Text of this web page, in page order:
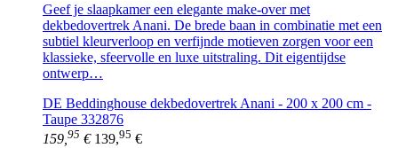
Geef je slaapkamer een elegante make-over met
dekbedovertrek Anani. De brede baan in combinatie met een
subtiel kleurverloop en verfijnde motieven zorgen voor een
klassieke, sfeervolle en luxe uitstraling. Dit eigentijdse
ontwerp…
DE Beddinghouse dekbedovertrek Anani - 200 x 200 cm -
Taupe 332876
159, 95 € 139,95 €